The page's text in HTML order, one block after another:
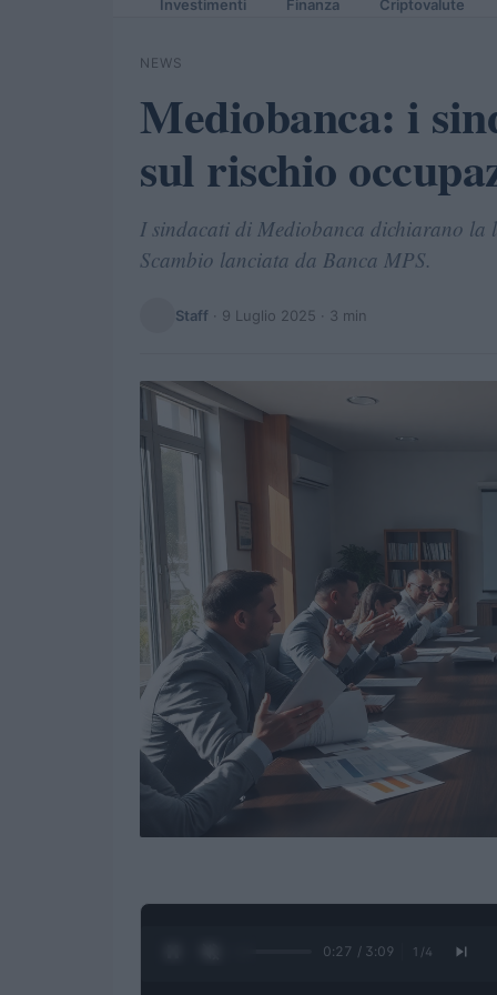
Investimenti Finanza Criptovalute
NEWS
Mediobanca: i
sul rischio
I sindacati di Mediobanca dichiarano
Scambio lanciata da Banca MPS.
Staff · 9 Luglio 2025 · 3 min
0:28 / 3:09 1 /4